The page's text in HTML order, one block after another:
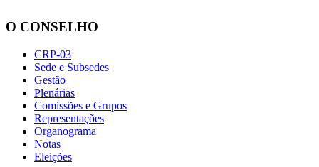
O CONSELHO
CRP-03
Sede e Subsedes
Gestão
Plenárias
Comissões e Grupos
Representações
Organograma
Notas
Eleições